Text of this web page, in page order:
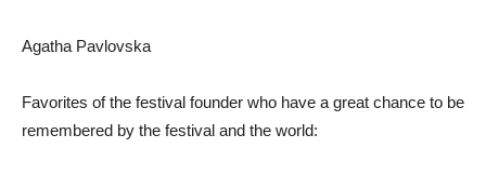
Agatha Pavlovska
Favorites of the festival founder who have a great chance to be
remembered by the festival and the world: